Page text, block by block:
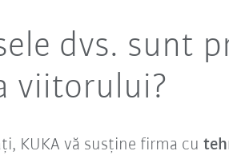
dvs. sunt
viitorului?
KUKA vă susține firma cu